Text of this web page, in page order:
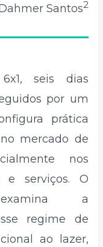
Santos2
seis dias
por um
prática
mercado de
nos
e serviços. O
a
regime de
ao lazer,